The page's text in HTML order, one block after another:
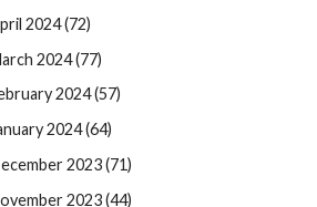
2024 (72)
2024 (77)
2024 (57)
2024 (64)
2023 (71)
2023 (44)